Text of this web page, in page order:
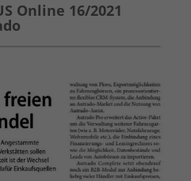
Online 16/2021